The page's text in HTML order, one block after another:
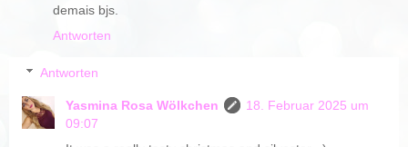
demais bjs.
Antworten
Antworten
Yasmina Rosa Wölkchen
18. Februar 2025 um
09:07